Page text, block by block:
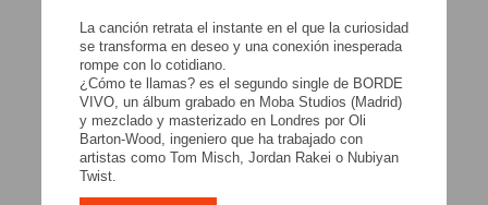
La canción retrata el instante en el que la curiosidad
se transforma en deseo y una conexión inesperada
rompe con lo cotidiano.
¿Cómo te llamas? es el segundo single de BORDE
VIVO, un álbum grabado en Moba Studios (Madrid)
y mezclado y masterizado en Londres por Oli
Barton-Wood, ingeniero que ha trabajado con
artistas como Tom Misch, Jordan Rakei o Nubiyan
Twist.